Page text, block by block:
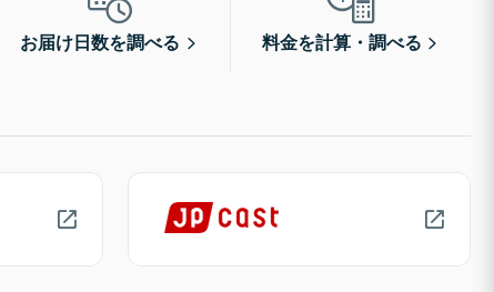
お届け日数を調べる 料金を計算・調べる